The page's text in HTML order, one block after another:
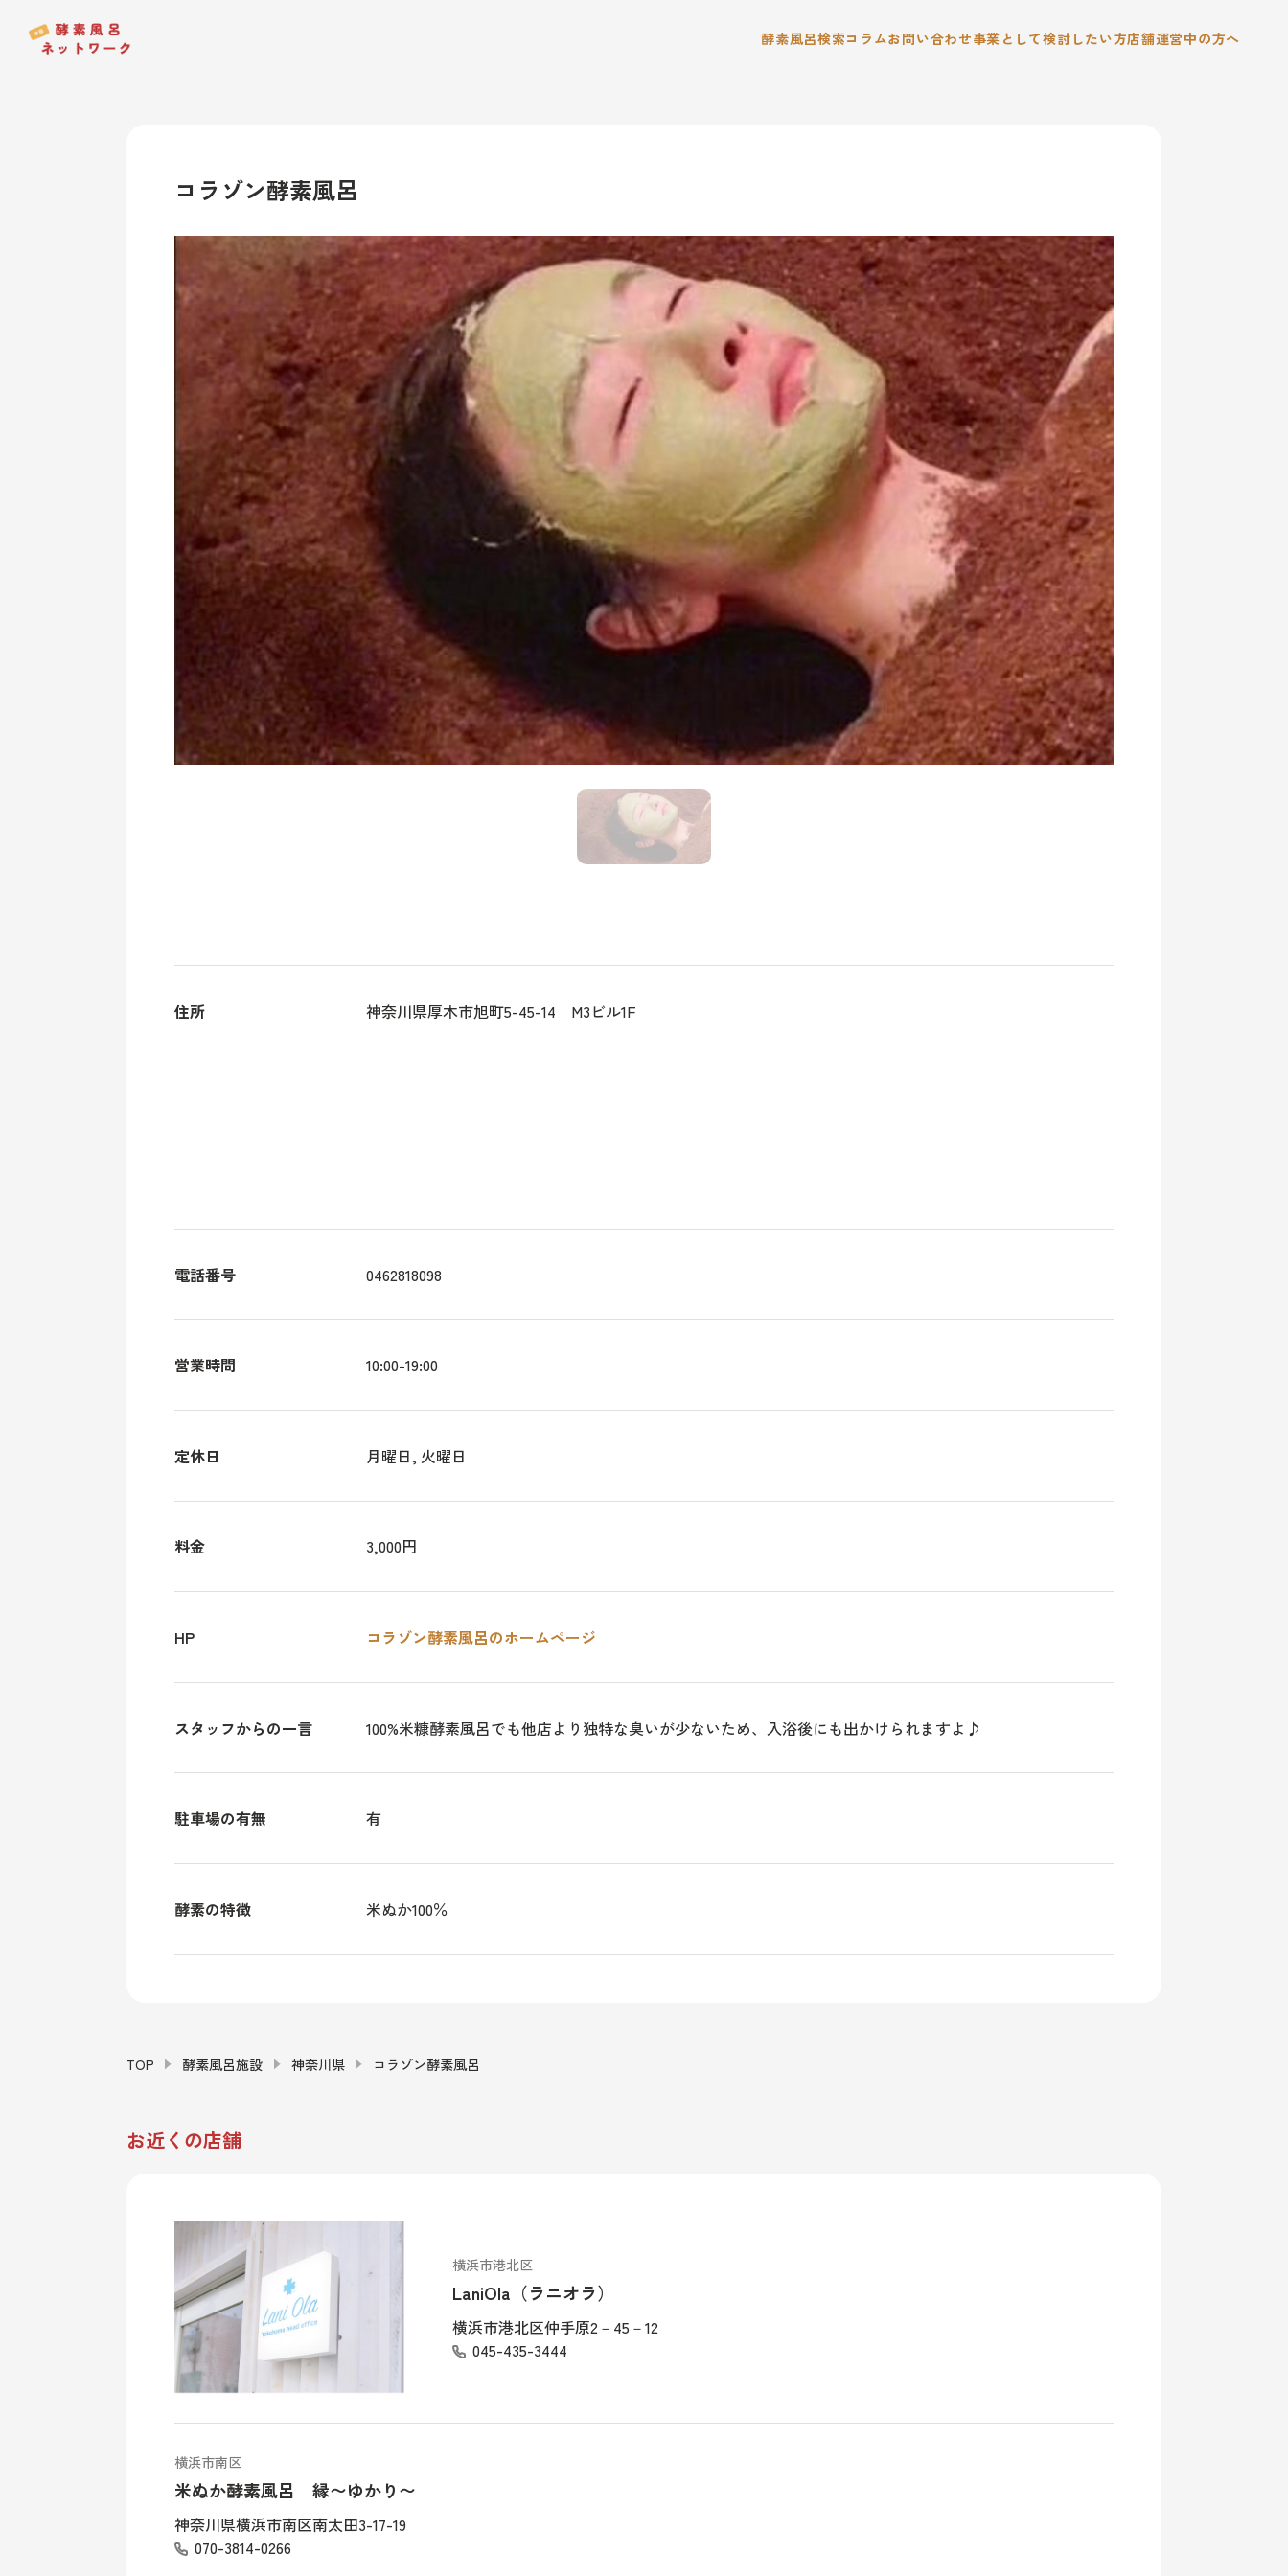
酵素風呂検索コラムお問い合わせ事業として検討したい方店舗運営中の方へ
コラゾン酵素風呂
住所 神奈川県厚木市旭町5-45-14 M3ビル1F
電話番号 0462818098
営業時間 10:00-19:00
定休日 月曜日, 火曜日
料金 3,000円
HP コラゾン酵素風呂のホームページ
スタッフからの一言 100%米糠酵素風呂でも他店より独特な臭いが少ないため、入浴後にも出かけられますよ♪
駐車場の有無 有
酵素の特徴 米ぬか100％
TOP 酵素風呂施設 神奈川県 コラゾン酵素風呂
お近くの店舗
横浜市港北区
LaniOla（ラニオラ）
横浜市港北区仲手原2－45－12
045-435-3444
横浜市南区
米ぬか酵素風呂 縁〜ゆかり〜
神奈川県横浜市南区南太田3-17-19
070-3814-0266